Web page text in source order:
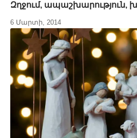
Զղջում, ապաշխարություն,
6 Մարտի, 2014